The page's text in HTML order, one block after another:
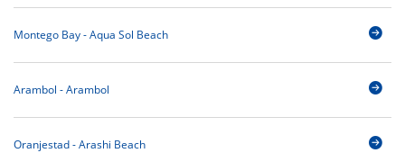
Montego Bay - Aqua Sol Beach
Arambol - Arambol
Oranjestad - Arashi Beach